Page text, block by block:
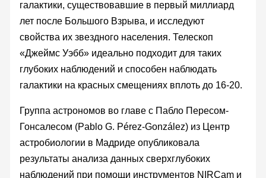
галактики, существовавшие в первый миллиард
лет после Большого Взрыва, и исследуют
свойства их звездного населения. Телескоп
«Джеймс Уэбб» идеально подходит для таких
глубоких наблюдений и способен наблюдать
галактики на красных смещениях вплоть до 16-20.
Группа астрономов во главе с Пабло Пересом-
Гонсалесом (Pablo G. Pérez-González) из Центр
астробиологии в Мадриде опубликовала
результаты анализа данных сверхглубоких
наблюдений при помощи инструментов NIRCam и